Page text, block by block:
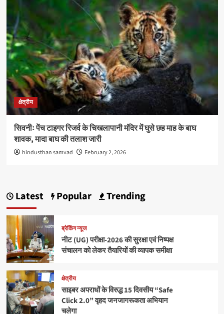
क्षेत्रीय
सिवनीः पेंच टाइगर रिजर्व के चिखलापानी मंदिर में घुसे छह माह के बाघ
शावक, मादा बाघ की तलाश जारी
hindusthan samvad February 2, 2026
Latest Popular Trending
ब्रेकिंग न्यूज
नीट (UG) परीक्षा-2026 की सुरक्षा एवं निष्पक्ष
संचालन को लेकर तैयारियों की व्यापक समीक्षा
क्षेत्रीय
साइबर अपराधों के विरुद्ध 15 दिवसीय “Safe
Click 2.0” वृहद जनजागरूकता अभियान
चलेगा